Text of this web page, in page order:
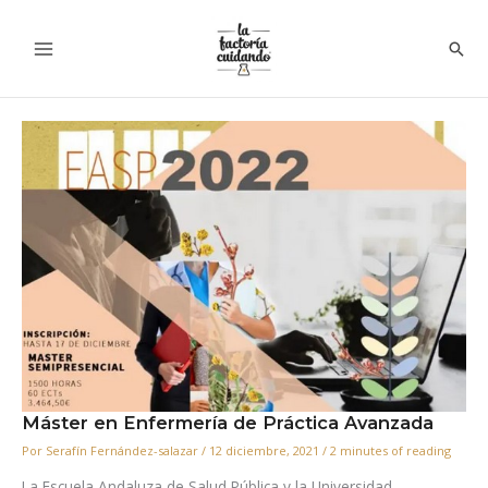
Máster en Enfermería de Práctica Avanzada
Por Serafín Fernández-salazar / 12 diciembre, 2021 / 2 minutes of reading